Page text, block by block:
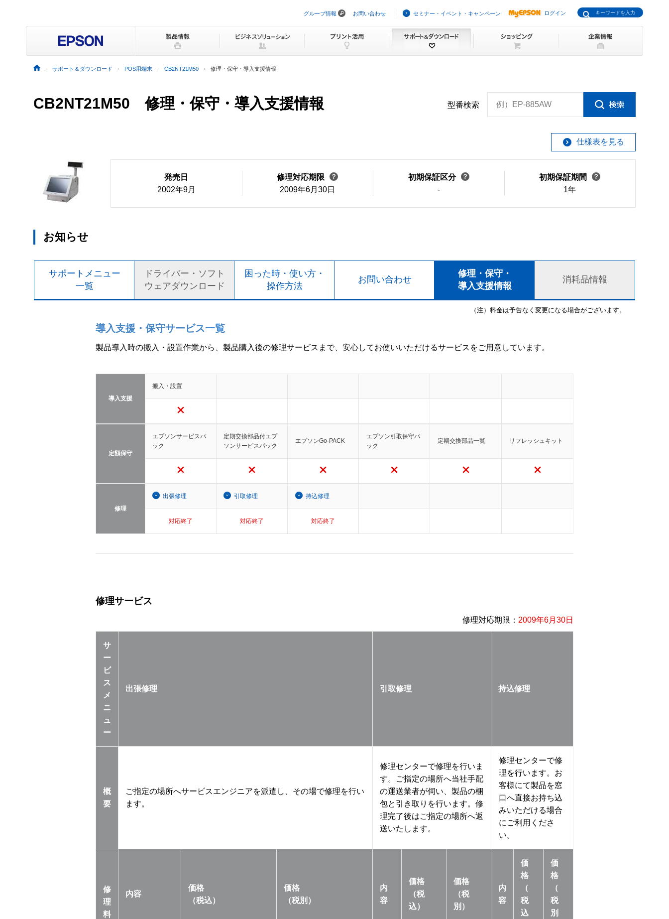
ビ
ョ
ッ
グループ情報 お問い合わせ セミナー・イベント・キャンペーン ログイン
サポート＆ダウンロード POS用端末 CB2NT21M50 修理・保守・導入支援情報
CB2NT21M50 修理・保守・導入支援情報 型番検索 例）EP-885AW
仕様表を見る
発売日
2002年9月
修理対応期限
2009年6月30日
初期保証区分
-
初期保証期間
1年
お知らせ
サポートメニュー
一覧
ドライバー・ソフト
ウェアダウンロード
困った時・使い方・
操作方法
お問い合わせ
修理・保守・
導入支援情報
消耗品情報
（注）料金は予告なく変更になる場合がございます。
導入支援・保守サービス一覧
製品導入時の搬入・設置作業から、製品購入後の修理サービスまで、安心してお使いいただけるサービスをご用意しています。
導入支援
搬入・設置
定額保守
エプソンサービスパ
ック
定期交換部品付エプ
ソンサービスパック
エプソンGo-PACK
エプソン引取保守パ
ック
定期交換部品一覧 リフレッシュキット
修理
出張修理 引取修理 持込修理
対応終了 対応終了 対応終了
修理サービス
修理対応期限： 2009年6月30日
サ
ー
ビ
ス
メ
ニ
ュ
ー
出張修理 引取修理 持込修理
概
要
ご指定の場所へサービスエンジニアを派遣し、その場で修理を行い
ます。
修理センターで修理を行いま
す。ご指定の場所へ当社手配
の運送業者が伺い、製品の梱
包と引き取りを行います。修
理完了後はご指定の場所へ返
送いたします。
修理センターで修
理を行います。お
客様にて製品を窓
口へ直接お持ち込
みいただける場合
にご利用くださ
い。
修
理
料
内容
価格
（税込）
価格
（税別）
内
容
価格
（税
込）
価格
（税
別）
内
容
価
格
（
税
込
価
格
（
税
別